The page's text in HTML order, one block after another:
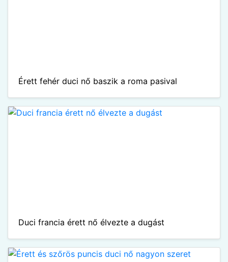
Érett fehér duci nő baszik a roma pasival
Duci francia érett nő élvezte a dugást